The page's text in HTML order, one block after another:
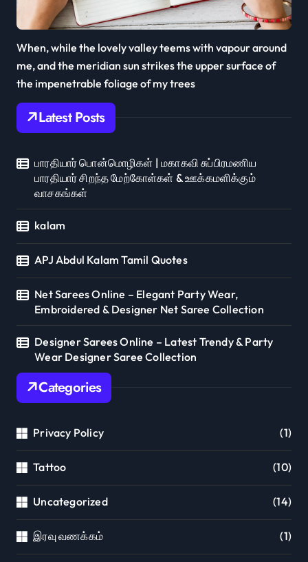
When, while the lovely valley teems with vapour around
me, and the meridian sun strikes the upper surface of
the impenetrable foliage of my trees
Latest Posts
பாரதியார் பொன்மொழிகள் | மகாகவி சுப்பிரமணிய
பாரதியார் சிறந்த மேற்கோள்கள் & ஊக்கமளிக்கும்
வாசகங்கள்
kalam
APJ Abdul Kalam Tamil Quotes
Net Sarees Online – Elegant Party Wear,
Embroidered & Designer Net Saree Collection
Designer Sarees Online – Latest Trendy & Party
Wear Designer Saree Collection
Categories
Privacy Policy (1)
Tattoo (10)
Uncategorized (14)
இரவு வணக்கம் (1)